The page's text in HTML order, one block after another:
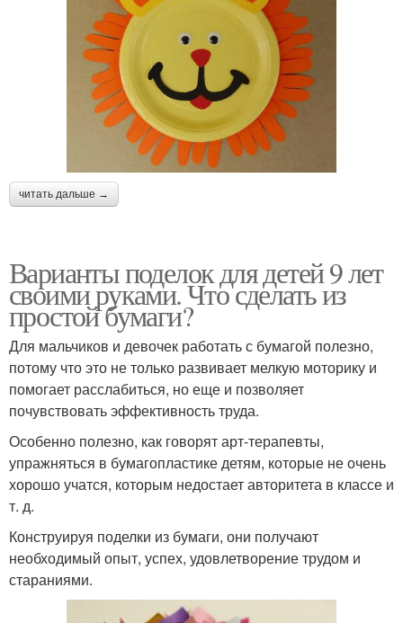
читать дальше →
Варианты поделок для детей 9 лет
своими руками. Что сделать из
простой бумаги?
Для мальчиков и девочек работать с бумагой полезно,
потому что это не только развивает мелкую моторику и
помогает расслабиться, но еще и позволяет
почувствовать эффективность труда.
Особенно полезно, как говорят арт-терапевты,
упражняться в бумагопластике детям, которые не очень
хорошо учатся, которым недостает авторитета в классе и
т. д.
Конструируя поделки из бумаги, они получают
необходимый опыт, успех, удовлетворение трудом и
стараниями.